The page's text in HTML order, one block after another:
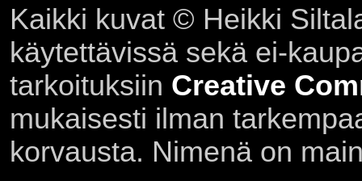
Kaikki kuvat © Heikki
käytettävissä sekä ei-
tarkoituksiin Creative
mukaisesti ilman
korvausta. Nimenä on